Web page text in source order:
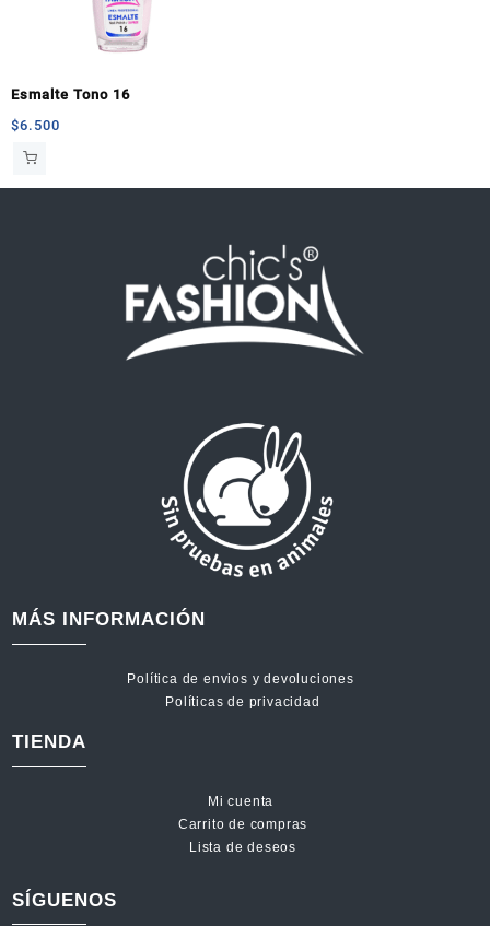
Esmalte Tono 16
$6.500
MÁS INFORMACIÓN
Política de envios y devoluciones
Políticas de privacidad
TIENDA
Mi cuenta
Carrito de compras
Lista de deseos
SÍGUENOS